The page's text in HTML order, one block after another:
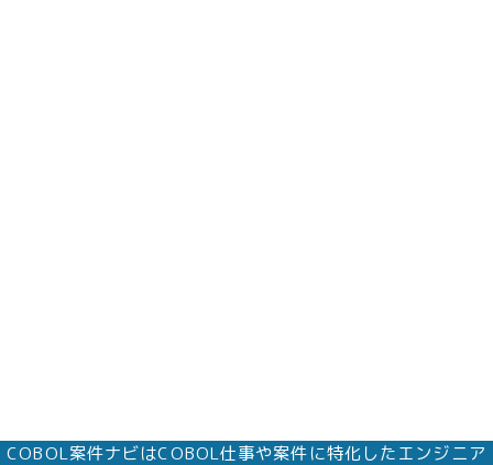
COBOL案件ナビはCOBOL仕事や案件に特化したエンジニア